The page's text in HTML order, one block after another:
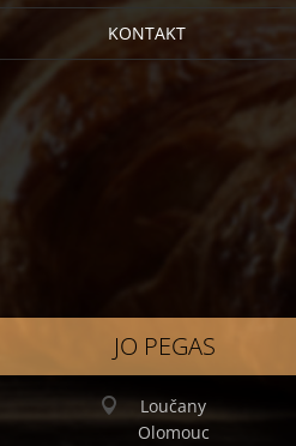
KONTAKT
JO PEGAS
Loučany
Olomouc